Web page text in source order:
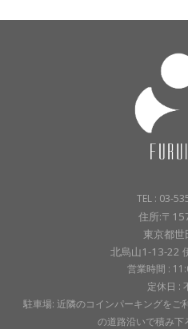
TEL : 03-
住所:〒
東京都世
北烏山1-13-22
営業時間 :
定休日 :
駐車場: 近隣のコインパーキングをご
の道路沿いで積み下